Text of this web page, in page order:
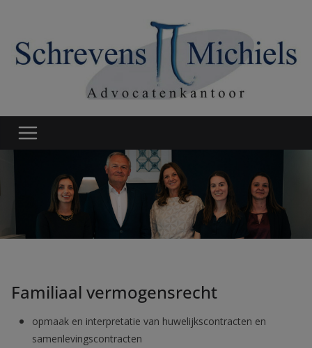
inhoud
Familiaal vermogensrecht
opmaak en interpretatie van huwelijkscontracten en
samenlevingscontracten